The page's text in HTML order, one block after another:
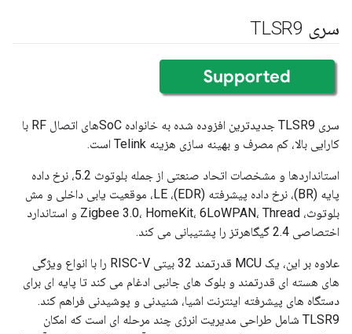
سری TLSR9
سری TLSR9 جدیدترین افزوده شده به خانواده SoCهای اتصال RF با
کارایی بالا، کم مصرف و بهینه سازی هزینه Telink است.
استانداردها و مشخصات اتحاد صنعتی از جمله بلوتوث 5.2، نرخ داده
پایه (BR)، نرخ داده پیشرفته (EDR)، LE، موقعیت یابی داخلی و مش
بلوتوث، Zigbee 3.0، HomeKit، 6LoWPAN، Thread و استاندارد
اختصاصی 2.4 گیگاهرتز را پشتیبانی می کند.
علاوه بر این، یک MCU قدرتمند 32 بیتی RISC-V را با انواع ویژگی
های هسته ای قدرتمند و بلوک های جانبی ادغام می کند تا پایه ای برای
دستگاه های پیشرفته اینترنت اشیا، شنیدنی و پوشیدنی فراهم کند.
TLSR9 شامل طراحی مدیریت انرژی چند مرحله ای است که امکان